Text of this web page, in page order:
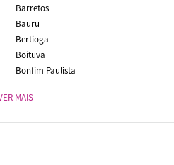
Barretos
Bauru
Bertioga
Boituva
Bonfim Paulista
MAIS